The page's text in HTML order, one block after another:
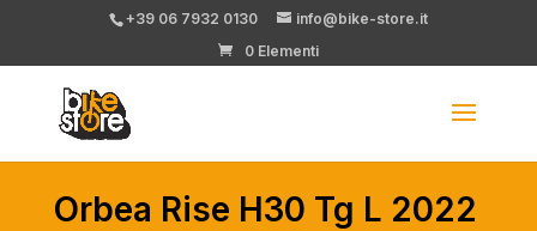
+39 06 7932 0130
info@bike-store.it
0 Elementi
Orbea Rise H30 Tg L 2022